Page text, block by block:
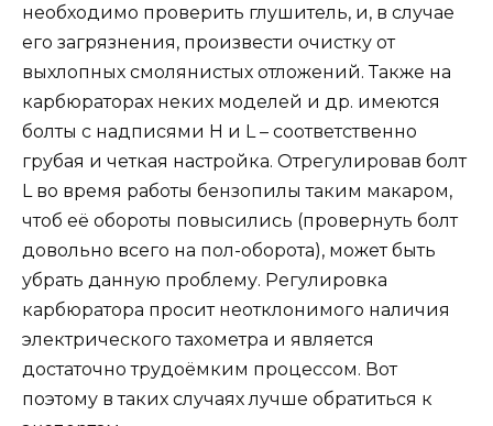
необходимо проверить глушитель, и, в случае
его загрязнения, произвести очистку от
выхлопных смолянистых отложений. Также на
карбюраторах неких моделей и др. имеются
болты с надписями Н и L – соответственно
грубая и четкая настройка. Отрегулировав болт
L во время работы бензопилы таким макаром,
чтоб её обороты повысились (провернуть болт
довольно всего на пол-оборота), может быть
убрать данную проблему. Регулировка
карбюратора просит неотклонимого наличия
электрического тахометра и является
достаточно трудоёмким процессом. Вот
поэтому в таких случаях лучше обратиться к